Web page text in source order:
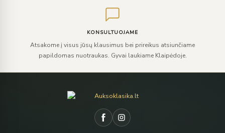
KONSULTUOJAME
Atsakome į visus jūsų klausimus bei prireikus atsiunčiame
papildomas nuotraukas. Gyvai laukiame Klaipėdoje.